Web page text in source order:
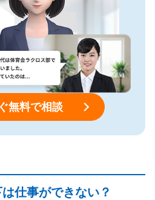
無料で相談
仕事ができない？